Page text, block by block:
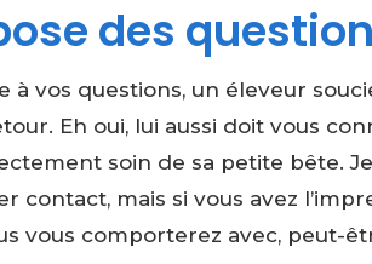
des
à vos questions, un éleveur
Eh oui, lui aussi doit vous
soin de sa petite bête.
contact, mais si vous avez
vous comporterez avec, peut-